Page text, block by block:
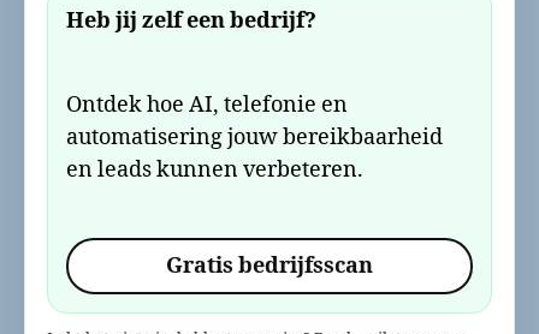
Heb jij zelf een bedrijf?
Ontdek hoe AI, telefonie en
automatisering jouw bereikbaarheid
en leads kunnen verbeteren.
Gratis bedrijfsscan